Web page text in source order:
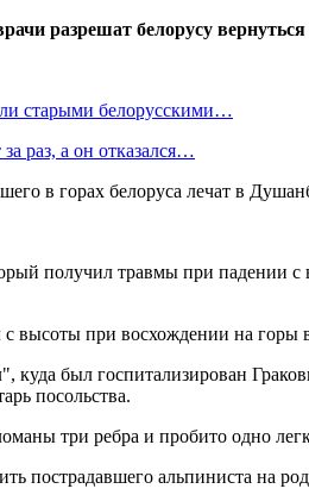
разрешат белорусу
старыми белорусскими…
раз, а он отказался…
получил травмы при падении
высоты при восхождении на
куда был госпитализирован
посольства.
три ребра и пробито одно
пострадавшего альпиниста на